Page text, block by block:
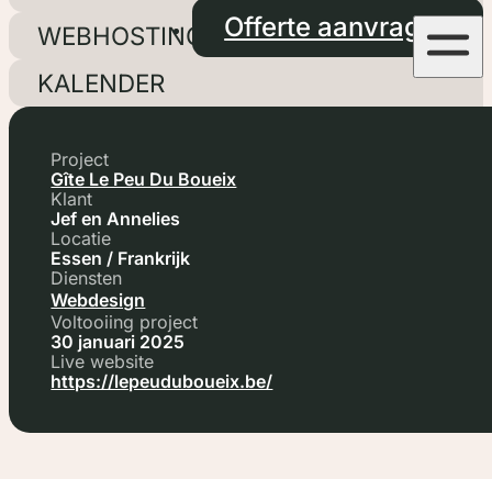
Offerte aanvragen
WEBHOSTING
KALENDER
Project
Gîte Le Peu Du Boueix
Klant
Jef en Annelies
Locatie
Essen / Frankrijk
Diensten
Webdesign
Voltooiing project
30 januari 2025
Live website
https://lepeuduboueix.be/